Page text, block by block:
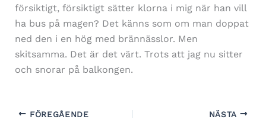
försiktigt, försiktigt sätter klorna i mig när han vill
ha bus på magen? Det känns som om man doppat
ned den i en hög med brännässlor. Men
skitsamma. Det är det värt. Trots att jag nu sitter
och snorar på balkongen.
FÖREGÅENDE NÄSTA